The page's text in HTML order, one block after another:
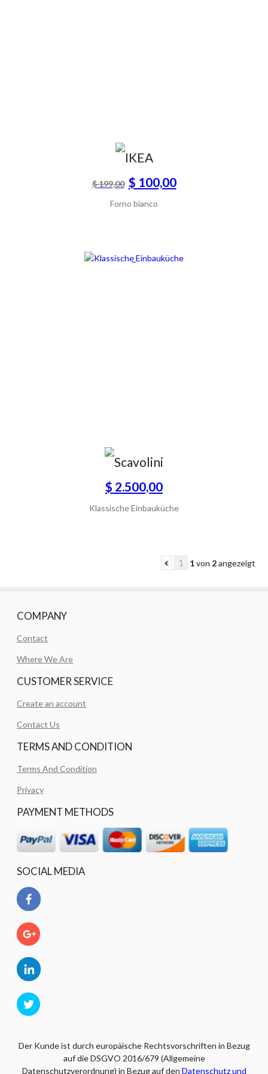
$ 199,00 $ 100,00
Forno bianco
$ 2.500,00
Klassische Einbauküche
1 1von 2angezeigt
COMPANY
Contact
Where We Are
CUSTOMER SERVICE
Create an account
Contact Us
TERMS AND CONDITION
Terms And Condition
Privacy
PAYMENT METHODS
SOCIAL MEDIA
Der Kunde ist durch europäische Rechtsvorschriften in Bezug
auf die DSGVO 2016/679 (Allgemeine
Datenschutzverordnung) in Bezug auf den Datenschutz und